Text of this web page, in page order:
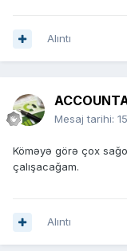
Alıntı
Mesaj tarihi:
Köməyə görə çox
çalışacağam.
Alıntı